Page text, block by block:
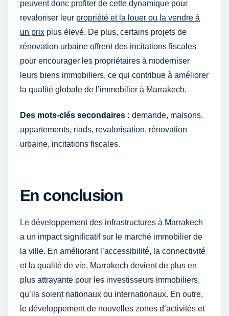
peuvent donc profiter de cette dynamique pour
revaloriser leur propriété et la louer ou la vendre à
un prix plus élevé. De plus, certains projets de
rénovation urbaine offrent des incitations fiscales
pour encourager les propriétaires à moderniser
leurs biens immobiliers, ce qui contribue à améliorer
la qualité globale de l’immobilier à Marrakech.
Des mots-clés secondaires : demande, maisons,
appartements, riads, revalorisation, rénovation
urbaine, incitations fiscales.
En conclusion
Le développement des infrastructures à Marrakech
a un impact significatif sur le marché immobilier de
la ville. En améliorant l’accessibilité, la connectivité
et la qualité de vie, Marrakech devient de plus en
plus attrayante pour les investisseurs immobiliers,
qu’ils soient nationaux ou internationaux. En outre,
le développement de nouvelles zones d’activités et